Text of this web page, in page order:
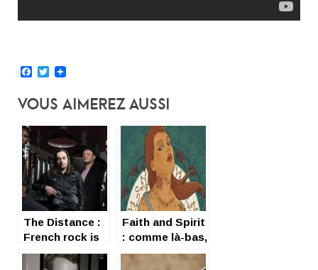
Facebook
Twitter
Vous Aimerez Aussi
The Distance :
French rock is
strong !
Faith and Spirit
: comme là-bas,
dis !